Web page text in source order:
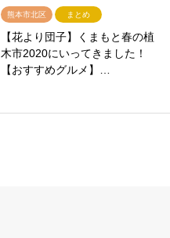
熊本市北区 まとめ
【花より団子】くまもと春の植
木市2020にいってきました！
【おすすめグルメ】…